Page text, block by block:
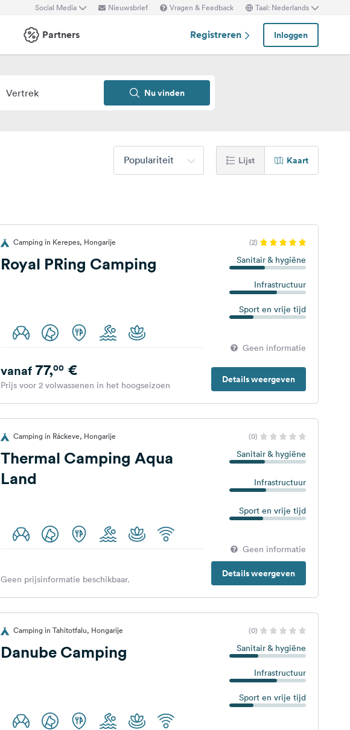
Social Media Nieuwsbrief Vragen & Feedback Taal: Nederlands
Partners Registreren Inloggen
Vertrek Nu vinden
Populariteit Lijst Kaart
Camping in Kerepes, Hongarije (2)
Royal PRing Camping Sanitair & hygiëne
Infrastructuur
Sport en vrije tijd
Geen informatie
Details weergeven
vanaf77,00€
Prijs voor 2 volwassenen in het hoogseizoen
Camping in Ráckeve, Hongarije (0)
Thermal Camping Aqua
Land
Sanitair & hygiëne
Infrastructuur
Sport en vrije tijd
Geen informatie
Details weergeven
Geen prijsinformatie beschikbaar.
Camping in Tahitotfalu, Hongarije (0)
Danube Camping Sanitair & hygiëne
Infrastructuur
Sport en vrije tijd